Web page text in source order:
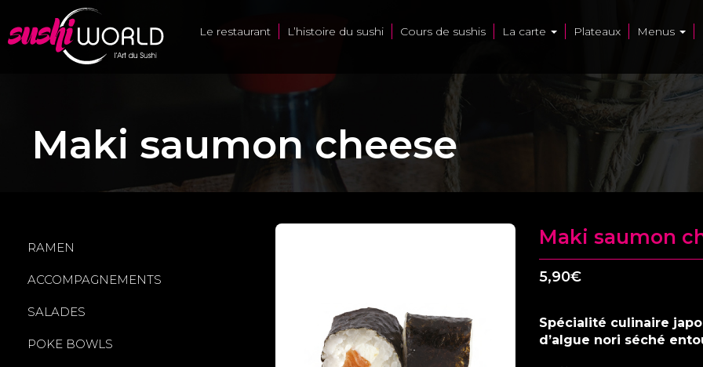
Le restaurant L’histoire du sushi Cours de sushis La carte Plateaux Menus
Maki saumon cheese
RAMEN
ACCOMPAGNEMENTS
SALADES
POKE BOWLS
Maki saumon
5,90€
Spécialité culinaire
d’algue nori séché